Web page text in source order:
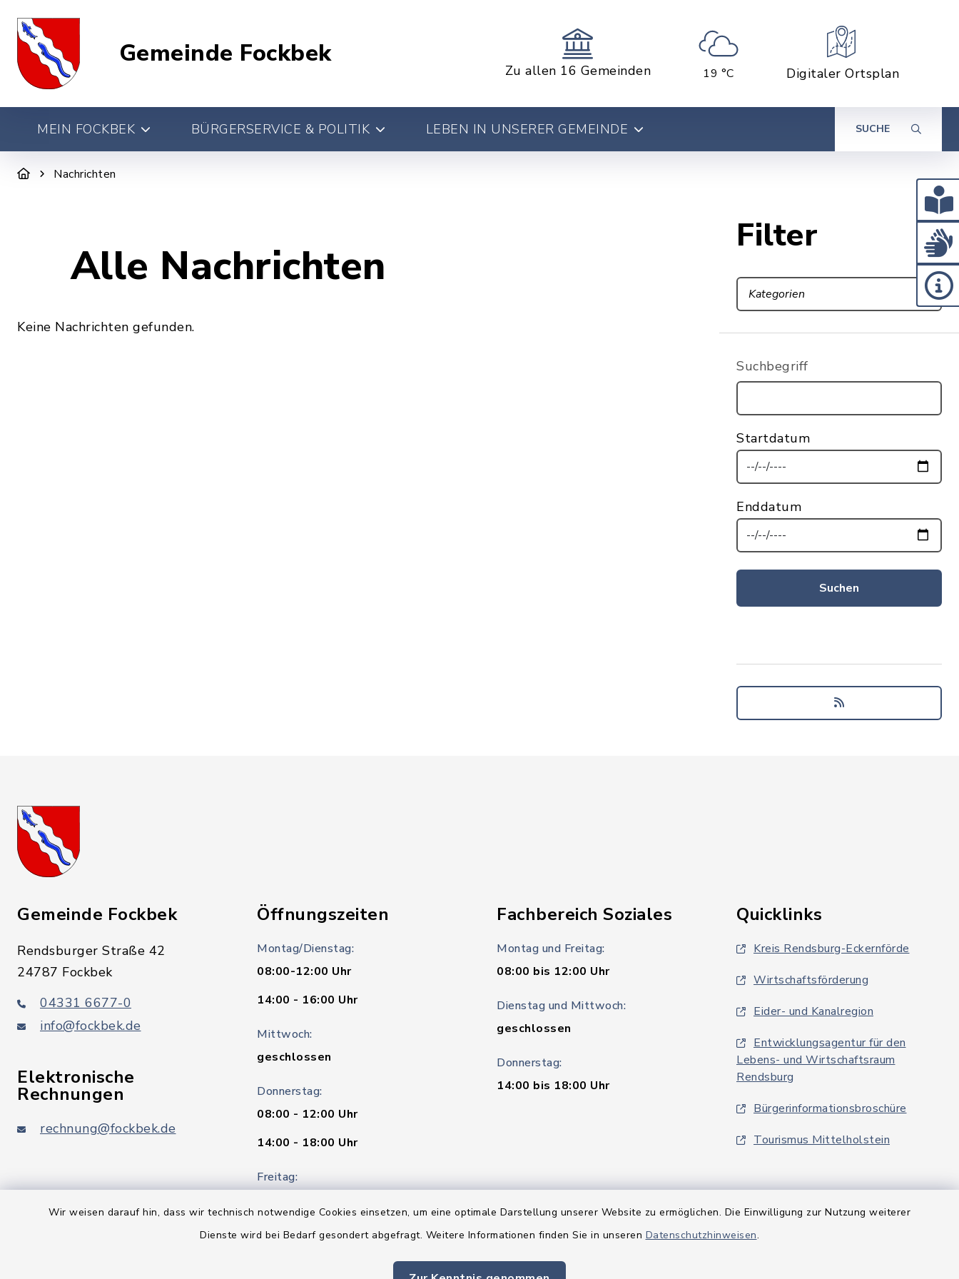
Wir weisen darauf hin, dass wir technisch notwendige Cookies einsetzen, um eine optimale Darstellung unserer Website zu ermöglichen. Die Einwilligung zur Nutzung weiterer
Dienste wird bei Bedarf gesondert abgefragt. Weitere Informationen finden Sie in unseren Datenschutzhinweisen.
Gemeinde Fockbek
Zu allen 16 Gemeinden 19 °C Digitaler Ortsplan
MEIN FOCKBEK BÜRGERSERVICE & POLITIK LEBEN IN UNSERER GEMEINDE SUCHE
Nachrichten
Alle Nachrichten
Keine Nachrichten gefunden.
Filter
Kategorien
Suchbegriff
Startdatum
Enddatum
Gemeinde Fockbek
Rendsburger Straße 42
24787 Fockbek
04331 6677-0
info@fockbek.de
Elektronische
Rechnungen
rechnung@fockbek.de
Öffnungszeiten
Montag/Dienstag:
08:00-12:00 Uhr
14:00 - 16:00 Uhr
Mittwoch:
geschlossen
Donnerstag:
08:00 - 12:00 Uhr
14:00 - 18:00 Uhr
Freitag:
Standesamt
Standesamt nur vormittags
Fachbereich Soziales
Montag und Freitag:
08:00 bis 12:00 Uhr
Dienstag und Mittwoch:
geschlossen
Donnerstag:
14:00 bis 18:00 Uhr
Quicklinks
Kreis Rendsburg-Eckernförde
Wirtschaftsförderung
Eider- und Kanalregion
Entwicklungsagentur für den
Lebens- und Wirtschaftsraum
Rendsburg
Bürgerinformationsbroschüre
Tourismus Mittelholstein